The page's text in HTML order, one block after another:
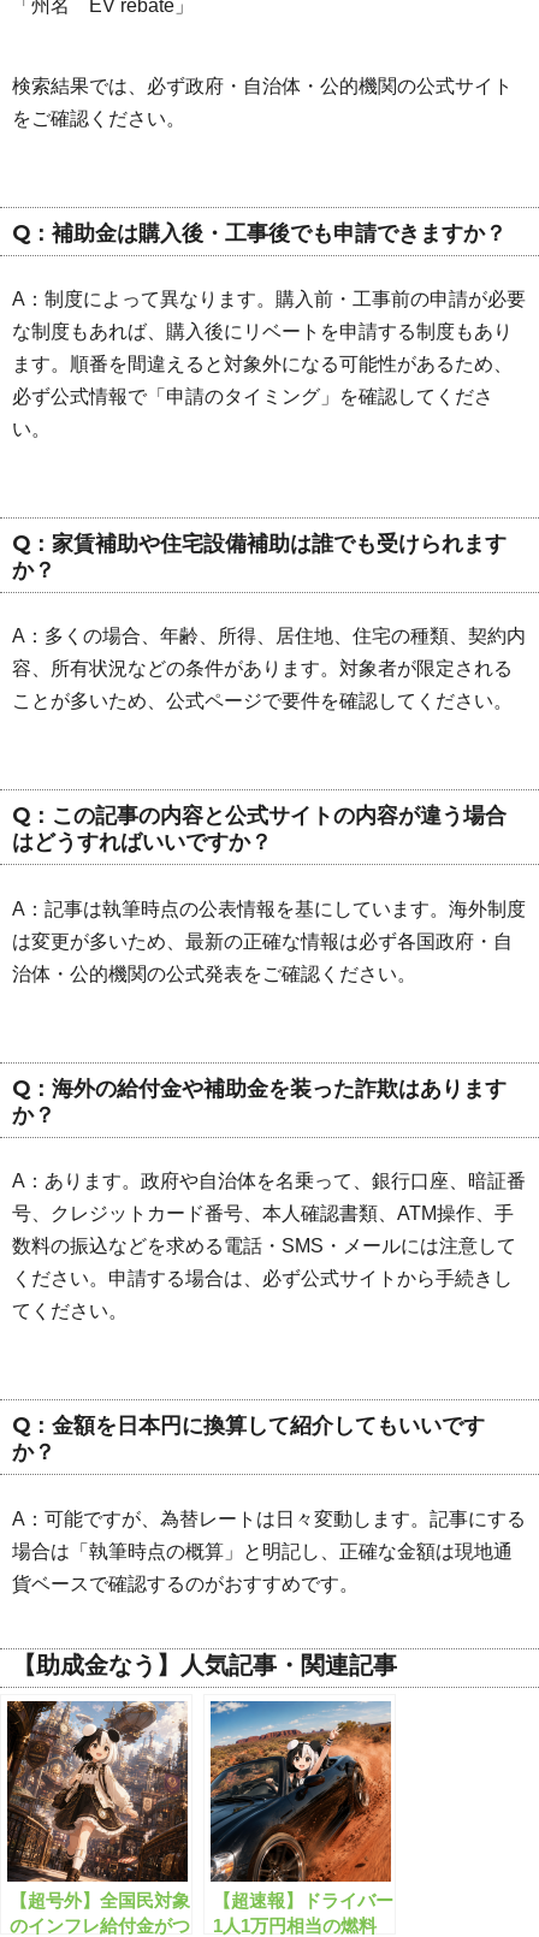
「州名 EV rebate」
検索結果では、必ず政府・自治体・公的機関の公式サイト
をご確認ください。
Q：補助金は購入後・工事後でも申請できますか？
A：制度によって異なります。購入前・工事前の申請が必要
な制度もあれば、購入後にリベートを申請する制度もあり
ます。順番を間違えると対象外になる可能性があるため、
必ず公式情報で「申請のタイミング」を確認してくださ
い。
Q：家賃補助や住宅設備補助は誰でも受けられます
か？
A：多くの場合、年齢、所得、居住地、住宅の種類、契約内
容、所有状況などの条件があります。対象者が限定される
ことが多いため、公式ページで要件を確認してください。
Q：この記事の内容と公式サイトの内容が違う場合
はどうすればいいですか？
A：記事は執筆時点の公表情報を基にしています。海外制度
は変更が多いため、最新の正確な情報は必ず各国政府・自
治体・公的機関の公式発表をご確認ください。
Q：海外の給付金や補助金を装った詐欺はあります
か？
A：あります。政府や自治体を名乗って、銀行口座、暗証番
号、クレジットカード番号、本人確認書類、ATM操作、手
数料の振込などを求める電話・SMS・メールには注意して
ください。申請する場合は、必ず公式サイトから手続きし
てください。
Q：金額を日本円に換算して紹介してもいいです
か？
A：可能ですが、為替レートは日々変動します。記事にする
場合は「執筆時点の概算」と明記し、正確な金額は現地通
貨ベースで確認するのがおすすめです。
【助成金なう】人気記事・関連記事
【超号外】全国民対象
のインフレ給付金がつ
【超速報】ドライバー
1人1万円相当の燃料